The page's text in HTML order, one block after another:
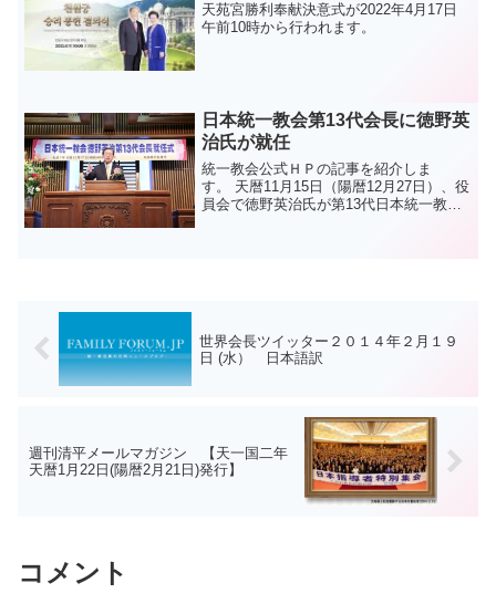
天苑宮勝利奉献決意式が2022年4月17日
午前10時から行われます。
日本統一教会第13代会長に徳野英
治氏が就任
統一教会公式ＨＰの記事を紹介しま
す。 天暦11月15日（陽暦12月27日）、役
員会で徳野英治氏が第13代日本統一教会
世界会長ツイッター２０１４年２月１９
日 (水） 日本語訳
週刊清平メールマガジン 【天一国二年
天暦1月22日(陽暦2月21日)発行】
コメント